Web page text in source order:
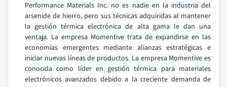
Performance Materials Inc. no es nadie en la industria del
arsenide de hierro, pero sus técnicas adquiridas al mantener
la gestión térmica electrónica de alta gama le dan una
ventaja. La empresa Momentive trata de expandirse en las
economías emergentes mediante alianzas estratégicas e
iniciar nuevas líneas de productos. La empresa Momentive es
conocida como líder en gestión térmica para materiales
electrónicos avanzados debido a la creciente demanda de